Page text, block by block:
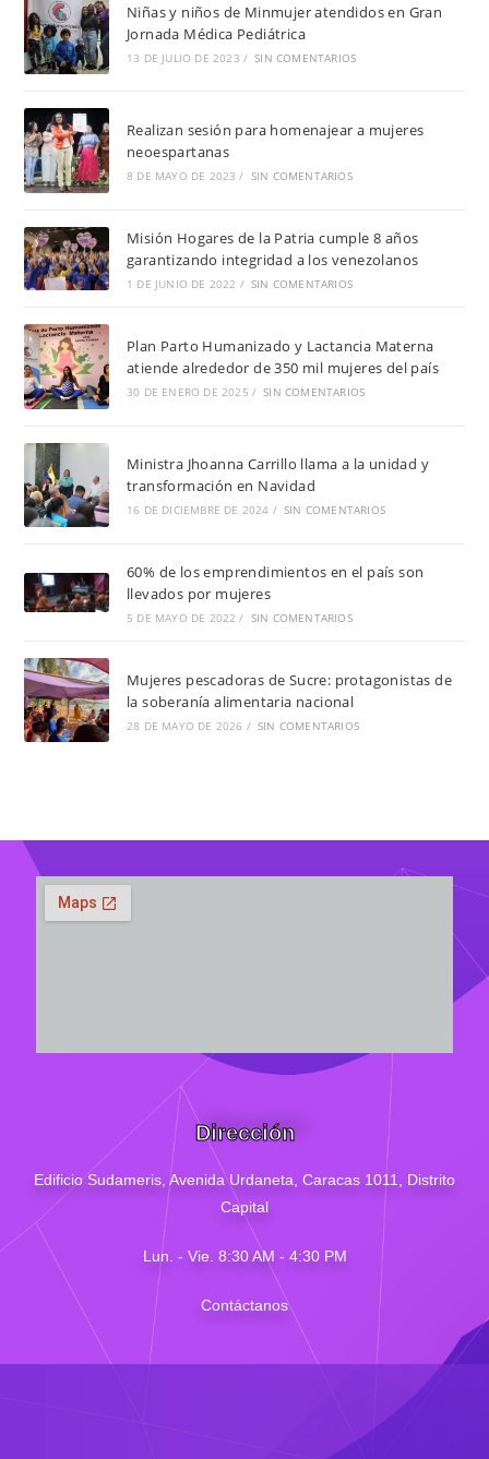
Niñas y niños de Minmujer atendidos en Gran
Jornada Médica Pediátrica
13 DE JULIO DE 2023 / SIN COMENTARIOS
Realizan sesión para homenajear a mujeres
neoespartanas
8 DE MAYO DE 2023 / SIN COMENTARIOS
Misión Hogares de la Patria cumple 8 años
garantizando integridad a los venezolanos
1 DE JUNIO DE 2022 / SIN COMENTARIOS
Plan Parto Humanizado y Lactancia Materna
atiende alrededor de 350 mil mujeres del país
30 DE ENERO DE 2025 / SIN COMENTARIOS
Ministra Jhoanna Carrillo llama a la unidad y
transformación en Navidad
16 DE DICIEMBRE DE 2024 / SIN COMENTARIOS
60% de los emprendimientos en el país son
llevados por mujeres
5 DE MAYO DE 2022 / SIN COMENTARIOS
Mujeres pescadoras de Sucre: protagonistas de
la soberanía alimentaria nacional
28 DE MAYO DE 2026 / SIN COMENTARIOS
Dirección
Edificio Sudameris, Avenida Urdaneta, Caracas 1011, Distrito
Capital
Lun. - Vie. 8:30 AM - 4:30 PM
Contáctanos